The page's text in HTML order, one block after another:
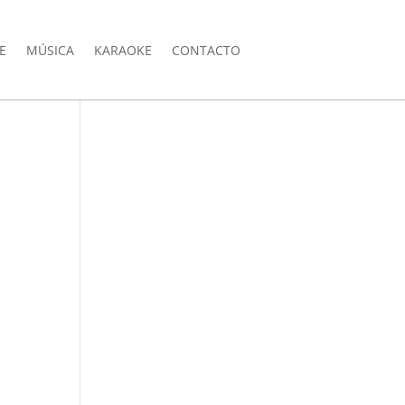
MÚSICA KARAOKE CONTACTO